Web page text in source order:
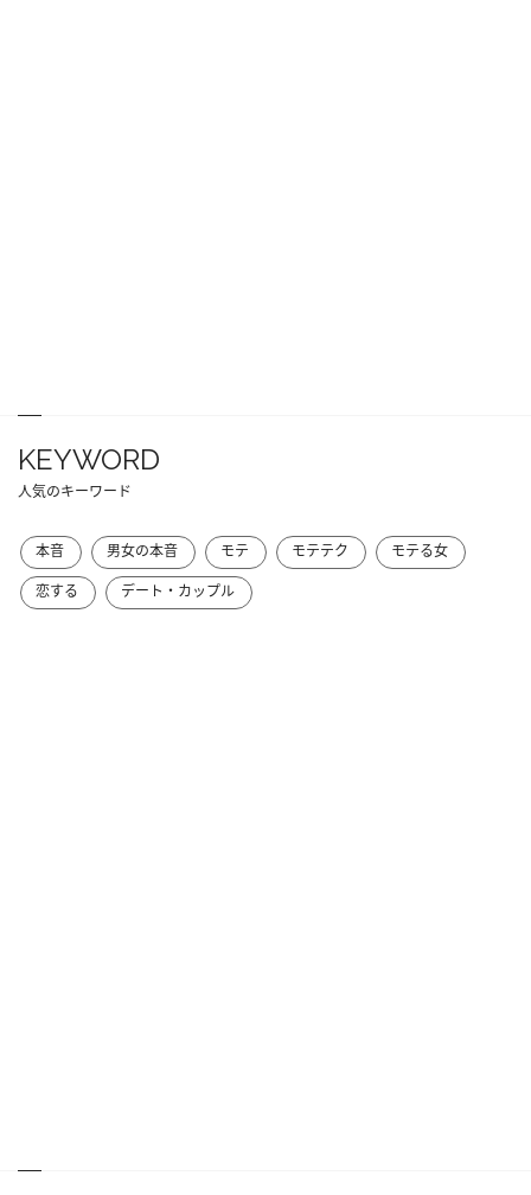
KEYWORD
人気のキーワード
本音 男女の本音 モテ モテテク
モテる女
恋する
デート・カップル